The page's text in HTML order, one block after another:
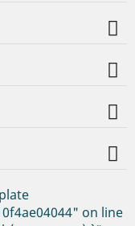
on line